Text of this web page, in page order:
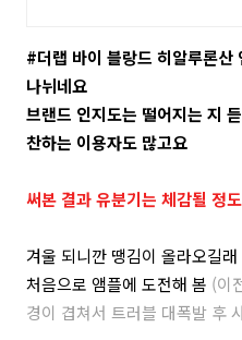
#더랩 바이 블랑드 히알루론산
나뉘네요
브랜드 인지도는 떨어지는 지
찬하는 이용자도 많고요
써본 결과 유분기는 체감될 정
겨울 되니깐 땡김이 올라오길래
처음으로 앰플에 도전해 봄 (이
경이 겹쳐서 트러블 대폭발 후